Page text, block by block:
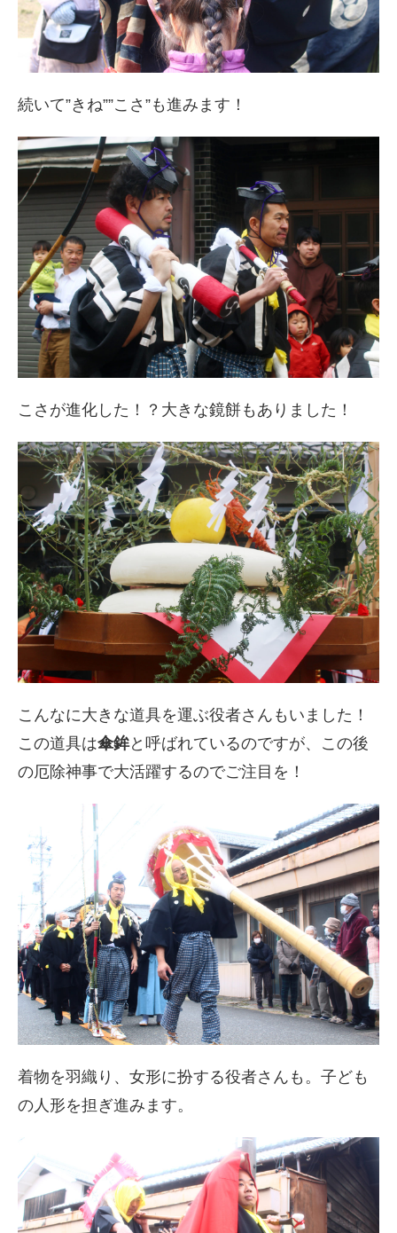
続いて”きね””こさ”も進みます！
こさが進化した！？大きな鏡餅もありました！
こんなに大きな道具を運ぶ役者さんもいました！
この道具は傘鉾と呼ばれているのですが、この後
の厄除神事で大活躍するのでご注目を！
着物を羽織り、女形に扮する役者さんも。子ども
の人形を担ぎ進みます。